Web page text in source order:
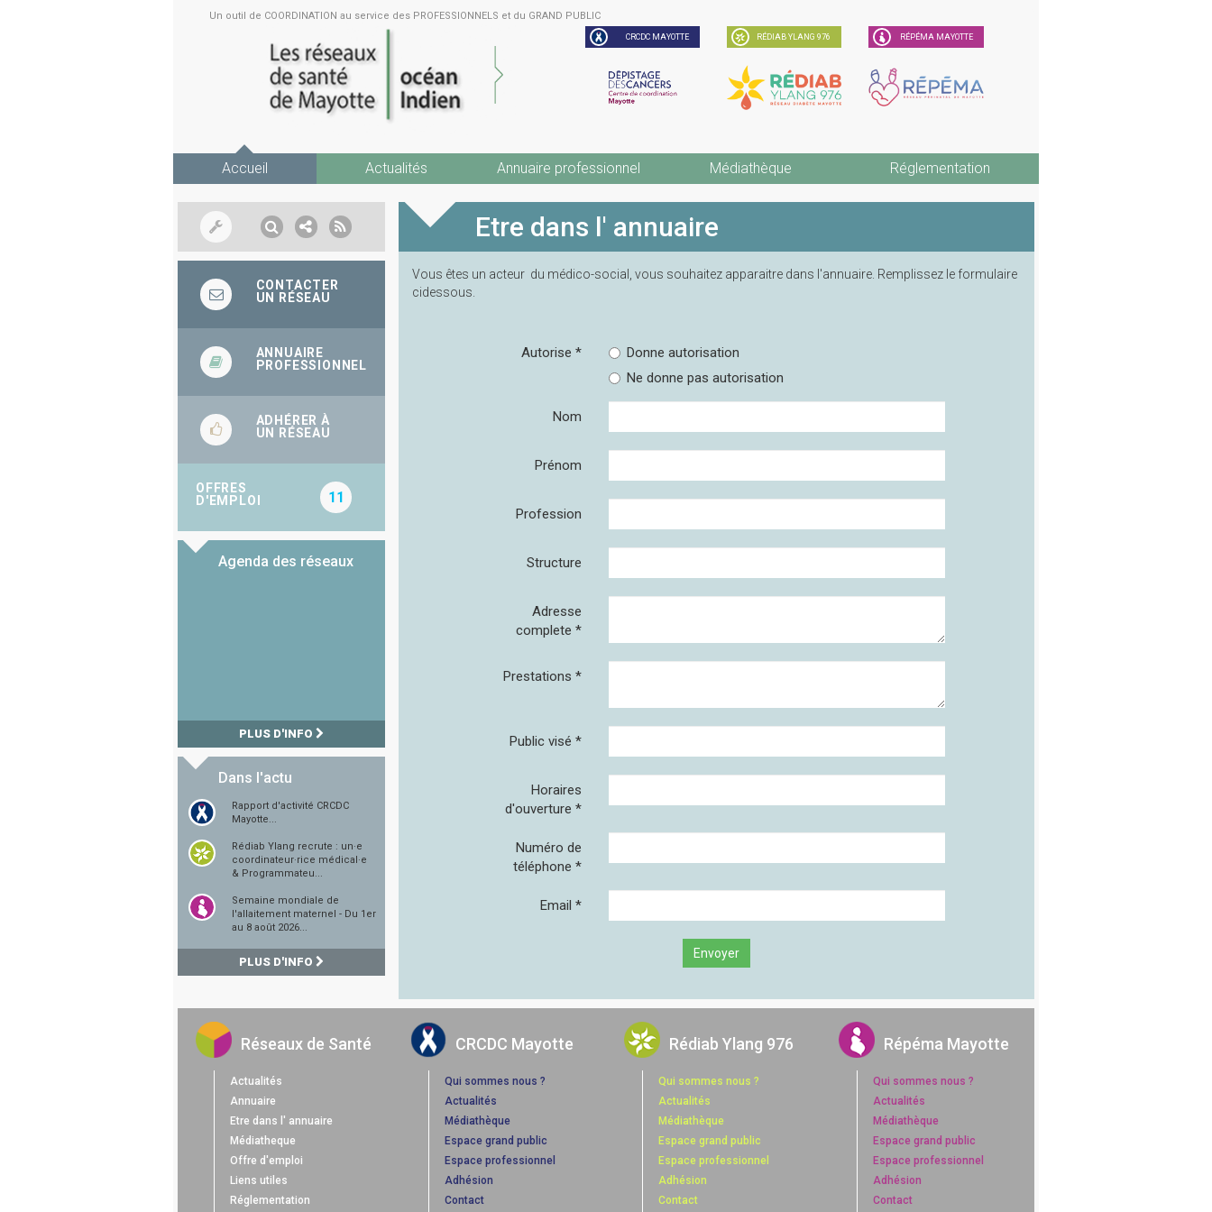
Un outil de COORDINATION au service des PROFESSIONNELS et du GRAND PUBLIC
CRCDC MAYOTTE RÉDIAB YLANG 976 RÉPÉMA MAYOTTE
Accueil Actualités Annuaire professionnel Médiathèque Réglementation
Etre dans l' annuaire
Vous êtes un acteur du médico-social, vous souhaitez apparaitre dans l'annuaire. Remplissez le formulaire
cidessous.
Autorise*
Donne autorisation
Ne donne pas autorisation
Nom
Prénom
Profession
Structure
Adresse
complete*
Prestations*
Public visé*
Horaires
d'ouverture*
Numéro de
téléphone*
Email*
Envoyer
CONTACTER
UN RÉSEAU
ANNUAIRE
PROFESSIONNEL
ADHÉRER À
UN RÉSEAU
OFFRES
D'EMPLOI
11
Agenda des réseaux
PLUS D'INFO
Dans l'actu
Rapport d'activité CRCDC
Mayotte...
Rédiab Ylang recrute : un·e
coordinateur·rice médical·e
& Programmateu...
Semaine mondiale de
l'allaitement maternel - Du 1er
au 8 août 2026...
PLUS D'INFO
Réseaux de Santé
Actualités
Annuaire
Etre dans l' annuaire
Médiatheque
Offre d'emploi
Liens utiles
Réglementation
CRCDC Mayotte
Qui sommes nous ?
Actualités
Médiathèque
Espace grand public
Espace professionnel
Adhésion
Contact
Rédiab Ylang 976
Qui sommes nous ?
Actualités
Médiathèque
Espace grand public
Espace professionnel
Adhésion
Contact
Répéma Mayotte
Qui sommes nous ?
Actualités
Médiathèque
Espace grand public
Espace professionnel
Adhésion
Contact